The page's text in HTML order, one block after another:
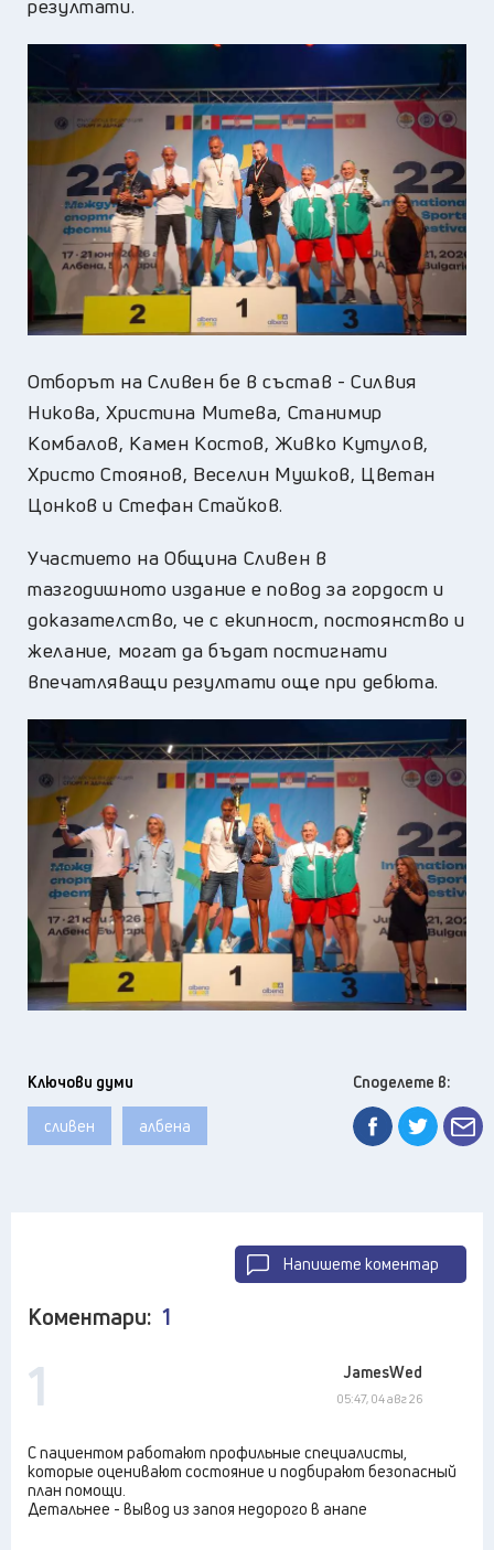
резултати.
Отборът на Сливен бе в състав - Силвия
Никова, Христина Митева, Станимир
Комбалов, Камен Костов, Живко Кутулов,
Христо Стоянов, Веселин Мушков, Цветан
Цонков и Стефан Стайков.
Участието на Община Сливен в
тазгодишното издание е повод за гордост и
доказателство, че с екипност, постоянство и
желание, могат да бъдат постигнати
впечатляващи резултати още при дебюта.
Ключови думи
сливен албена
Споделете в:
Напишете коментар
Коментари: 1
1 JamesWed
05:47, 04 авг 26
С пациентом работают профильные специалисты,
которые оценивают состояние и подбирают безопасный
план помощи.
Детальнее - вывод из запоя недорого в анапе